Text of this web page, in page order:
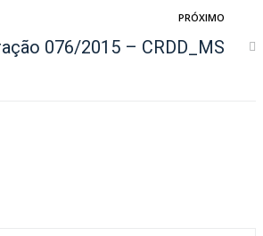
PRÓXIMO
076/2015 – CRDD_MS